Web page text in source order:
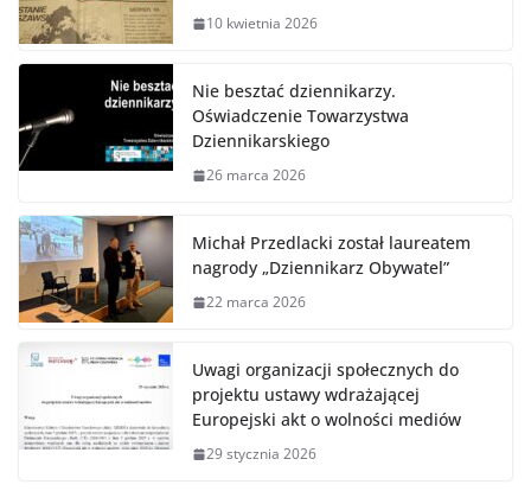
10 kwietnia 2026
Nie besztać dziennikarzy.
Oświadczenie Towarzystwa
Dziennikarskiego
26 marca 2026
Michał Przedlacki został laureatem
nagrody „Dziennikarz Obywatel”
22 marca 2026
Uwagi organizacji społecznych do
projektu ustawy wdrażającej
Europejski akt o wolności mediów
29 stycznia 2026